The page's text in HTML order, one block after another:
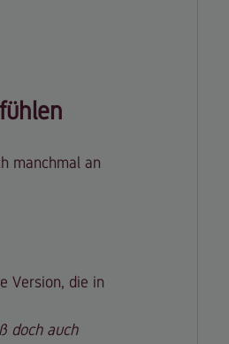
manchmal an
Version, die in
doch auch